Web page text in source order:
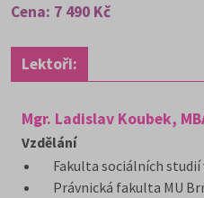
Cena: 7 490 Kč
Lektoři:
Mgr. Ladislav Koubek,
Vzdělání
Fakulta sociálních studií
Právnická fakulta MU